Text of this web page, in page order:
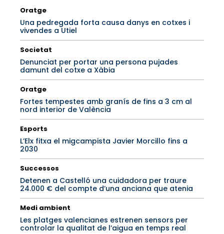
Oratge
Una pedregada forta causa danys en cotxes i
vivendes a Utiel
Societat
Denunciat per portar una persona pujades
damunt del cotxe a Xàbia
Oratge
Fortes tempestes amb granís de fins a 3 cm al
nord interior de València
Esports
L’Elx fitxa el migcampista Javier Morcillo fins a
2030
Successos
Detenen a Castelló una cuidadora per traure
24.000 € del compte d’una anciana que atenia
Medi ambient
Les platges valencianes estrenen sensors per
controlar la qualitat de l’aigua en temps real